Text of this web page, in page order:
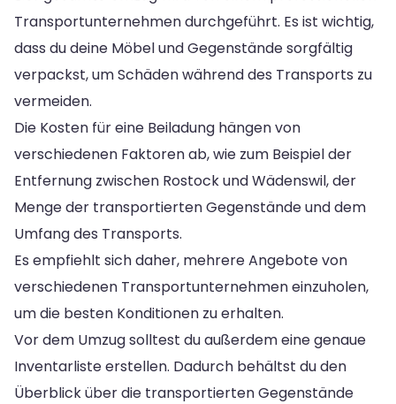
Transportunternehmen durchgeführt. Es ist wichtig,
dass du deine Möbel und Gegenstände sorgfältig
verpackst, um Schäden während des Transports zu
vermeiden.
Die Kosten für eine Beiladung hängen von
verschiedenen Faktoren ab, wie zum Beispiel der
Entfernung zwischen Rostock und Wädenswil, der
Menge der transportierten Gegenstände und dem
Umfang des Transports.
Es empfiehlt sich daher, mehrere Angebote von
verschiedenen Transportunternehmen einzuholen,
um die besten Konditionen zu erhalten.
Vor dem Umzug solltest du außerdem eine genaue
Inventarliste erstellen. Dadurch behältst du den
Überblick über die transportierten Gegenstände